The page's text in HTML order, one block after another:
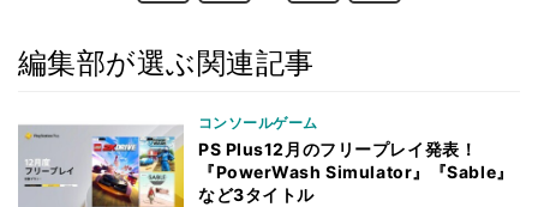
編集部が選ぶ関連記事
コンソールゲーム
PS Plus12月のフリープレイ発表！
『PowerWash Simulator』『Sable』
など3タイトル